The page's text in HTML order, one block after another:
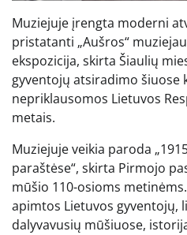
Muziejuje įrengta moderni
pristatanti „Aušros“
ekspozicija, skirta Šiaulių
gyventojų atsiradimo šiuose
nepriklausomos Lietuvos
metais.
Muziejuje veikia paroda
paraštėse“, skirta Pirmojo
mūšio 110-osioms
apimtos Lietuvos gyventojų,
dalyvavusių mūšiuose,